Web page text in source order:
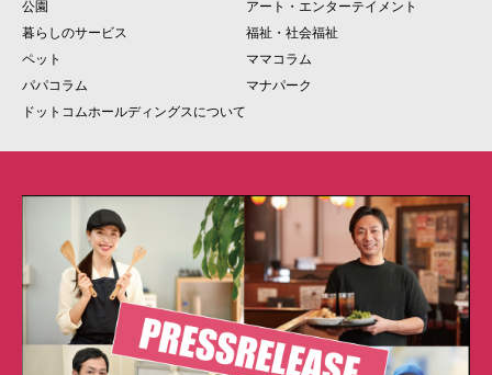
公園
アート・エンターテイメント
暮らしのサービス
福祉・社会福祉
ペット
ママコラム
パパコラム
マナパーク
ドットコムホールディングスについて